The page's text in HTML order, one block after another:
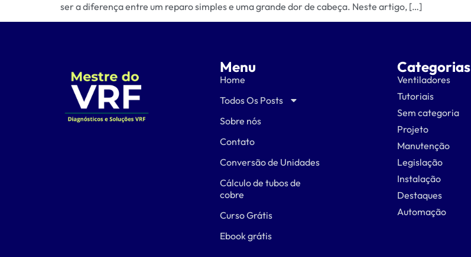
ser a diferença entre um reparo simples e uma grande dor de cabeça. Neste artigo, […]
Menu
Home
Todos Os Posts
Sobre nós
Contato
Conversão de Unidades
Cálculo de tubos de
cobre
Curso Grátis
Ebook grátis
Categorias
Ventiladores
Tutoriais
Sem categoria
Projeto
Manutenção
Legislação
Instalação
Destaques
Automação